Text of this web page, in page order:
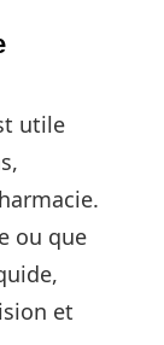
utile
ou que
et